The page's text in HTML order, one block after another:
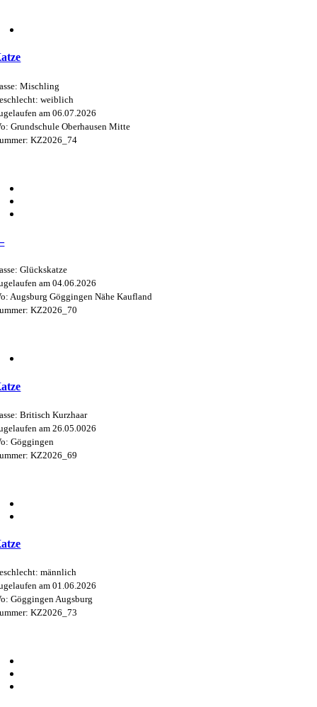
Mischling
weiblich
am 06.07.2026
Grundschule Oberhausen Mitte
KZ2026_74
Glückskatze
am 04.06.2026
Augsburg Göggingen Nähe Kaufland
KZ2026_70
Britisch Kurzhaar
am 26.05.0026
Göggingen
KZ2026_69
männlich
am 01.06.2026
Göggingen Augsburg
KZ2026_73